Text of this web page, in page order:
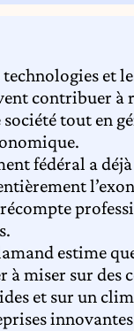
et
contribuer à
tout en
fédéral a
estime
miser sur des
et sur un